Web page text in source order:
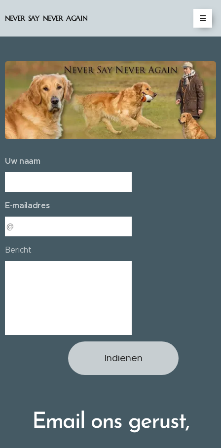
NEVER SAY NEVER AGAIN
Uw naam
E-mailadres
Bericht
Indienen
Email ons gerust,